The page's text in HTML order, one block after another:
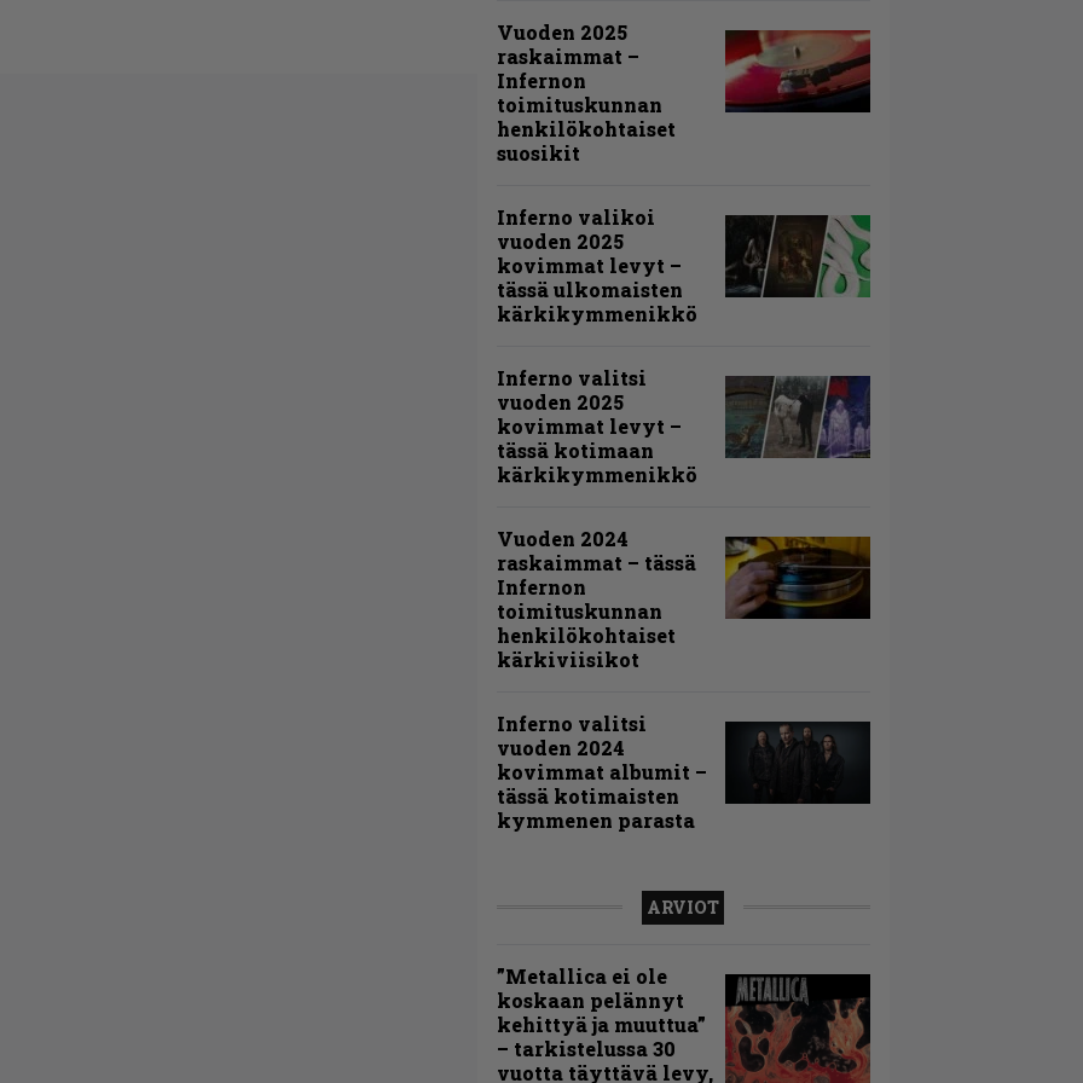
Vuoden 2025
raskaimmat –
Infernon
toimituskunnan
henkilökohtaiset
suosikit
Inferno valikoi
vuoden 2025
kovimmat levyt –
tässä ulkomaisten
kärkikymmenikkö
Inferno valitsi
vuoden 2025
kovimmat levyt –
tässä kotimaan
kärkikymmenikkö
Vuoden 2024
raskaimmat – tässä
Infernon
toimituskunnan
henkilökohtaiset
kärkiviisikot
Inferno valitsi
vuoden 2024
kovimmat albumit –
tässä kotimaisten
kymmenen parasta
ARVIOT
”Metallica ei ole
koskaan pelännyt
kehittyä ja muuttua”
– tarkistelussa 30
vuotta täyttävä levy,